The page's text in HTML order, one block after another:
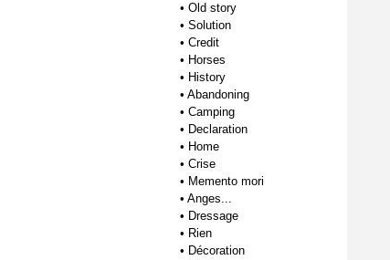
• Old story
• Solution
• Credit
• Horses
• History
• Abandoning
• Camping
• Declaration
• Home
• Crise
• Memento mori
• Anges...
• Dressage
• Rien
• Décoration